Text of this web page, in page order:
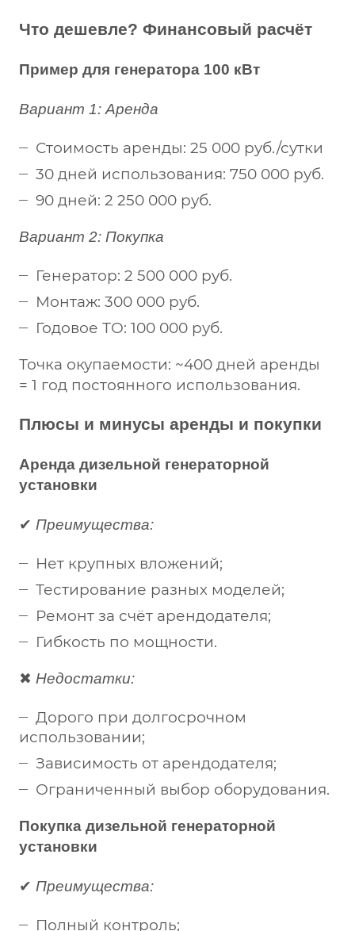
Что дешевле? Финансовый расчёт
Пример для генератора 100 кВт
Вариант 1: Аренда
Стоимость аренды: 25 000 руб./сутки
30 дней использования: 750 000 руб.
90 дней: 2 250 000 руб.
Вариант 2: Покупка
Генератор: 2 500 000 руб.
Монтаж: 300 000 руб.
Годовое ТО: 100 000 руб.
Точка окупаемости: ~400 дней аренды
= 1 год постоянного использования.
Плюсы и минусы аренды и покупки
Аренда дизельной генераторной
установки
✔ Преимущества:
Нет крупных вложений;
Тестирование разных моделей;
Ремонт за счёт арендодателя;
Гибкость по мощности.
✖ Недостатки:
Дорого при долгосрочном
использовании;
Зависимость от арендодателя;
Ограниченный выбор оборудования.
Покупка дизельной генераторной
установки
✔ Преимущества:
Полный контроль;